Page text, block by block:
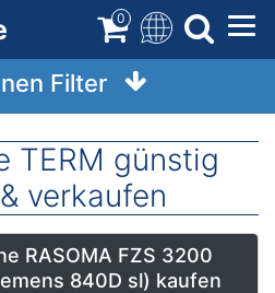
0
Filter
TERM günstig
verkaufen
RASOMA FZS 3200
840D sl) kaufen